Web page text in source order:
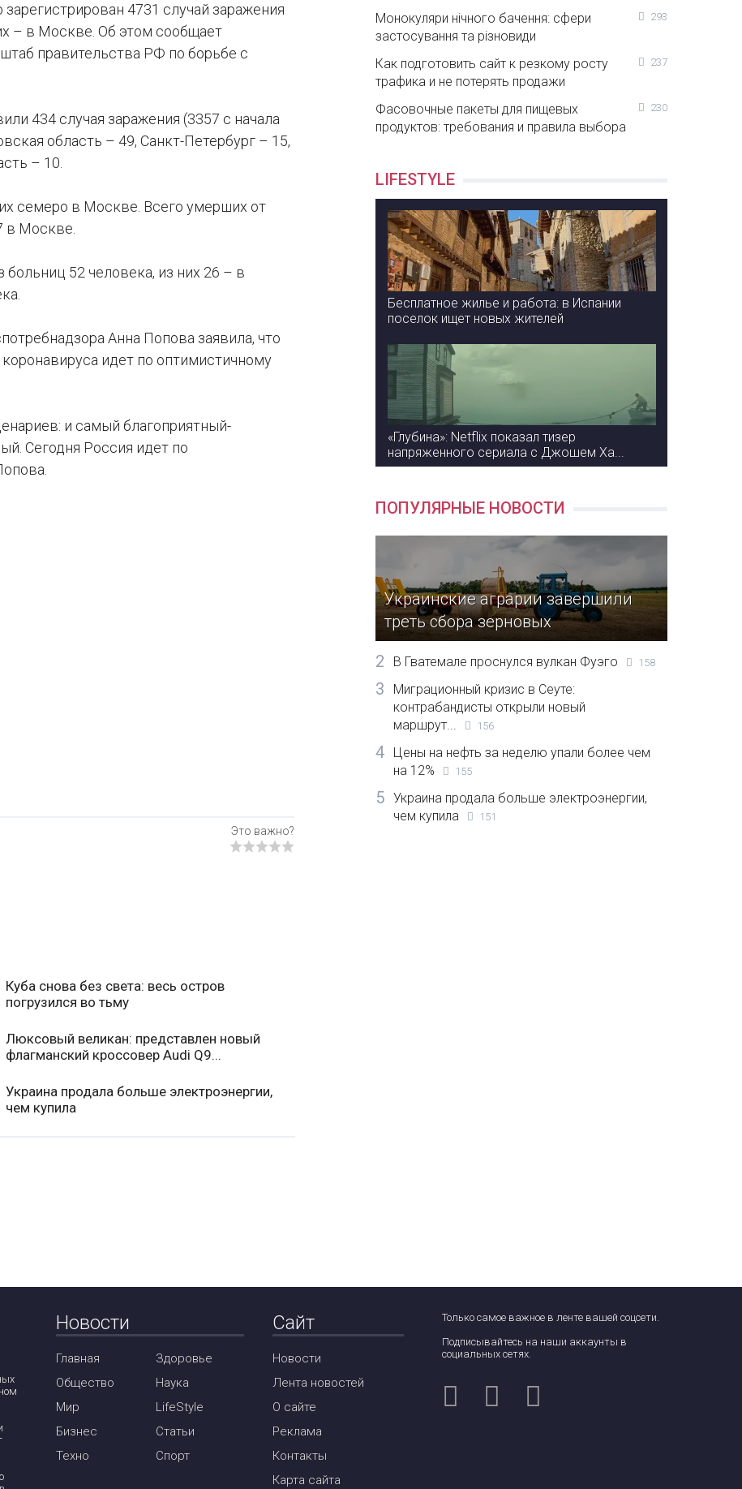
4731 случай заражения
– в Москве. Об этом сообщает
правительства РФ по борьбе с
434 случая заражения (3357 с начала
область – 49, Санкт-Петербург – 15,
– 10.
семеро в Москве. Всего умерших от
в Москве.
52 человека, из них 26 – в
Анна Попова заявила, что
идет по оптимистичному
и самый благоприятный-
Сегодня Россия идет по
Куба снова без света: весь остров
погрузился во тьму
Люксовый великан: представлен новый
флагманский кроссовер Audi Q9...
Украина продала больше электроэнергии,
чем купила
Монокуляри нічного бачення: сфери
застосування та різновиди
293
Как подготовить сайт к резкому росту
трафика и не потерять продажи
237
Фасовочные пакеты для пищевых
продуктов: требования и правила выбора
230
LIFESTYLE
Бесплатное жилье и работа: в Испании
поселок ищет новых жителей
«Глубина»: Netflix показал тизер
напряженного сериала с Джошем Ха...
ПОПУЛЯРНЫЕ НОВОСТИ
Украинские аграрии завершили
треть сбора зерновых
2 В Гватемале проснулся вулкан Фуэго 158
3
Миграционный кризис в Сеуте:
контрабандисты открыли новый
маршрут...
156
4
Цены на нефть за неделю упали более чем
на 12%
155
5
Украина продала больше электроэнергии,
чем купила
151
Новости
Главная
Общество
Мир
Бизнес
Техно
Здоровье
Наука
LifeStyle
Статьи
Спорт
Сайт
Новости
Лента новостей
О сайте
Реклама
Контакты
Карта сайта
Только самое важное в ленте вашей соцсети.
Подписывайтесь на наши аккаунты в
социальных сетях.